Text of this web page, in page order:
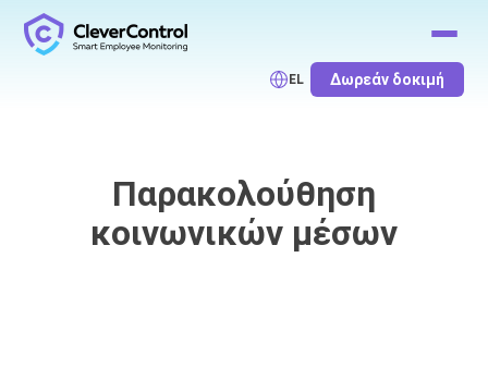
EL Δωρεάν δοκιμή
Παρακολούθηση
κοινωνικών μέσων